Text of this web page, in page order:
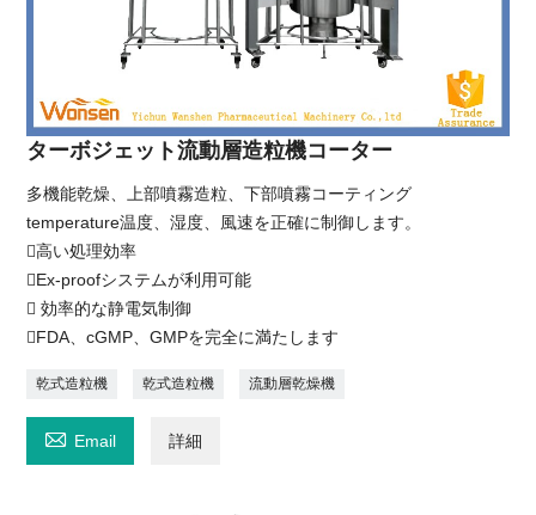
ターボジェット流動層造粒機コーター
多機能乾燥、上部噴霧造粒、下部噴霧コーティング
temperature温度、湿度、風速を正確に制御します。
高い処理効率
Ex-proofシステムが利用可能
 効率的な静電気制御
FDA、cGMP、GMPを完全に満たします
乾式造粒機 乾式造粒機 流動層乾燥機
 Email 詳細